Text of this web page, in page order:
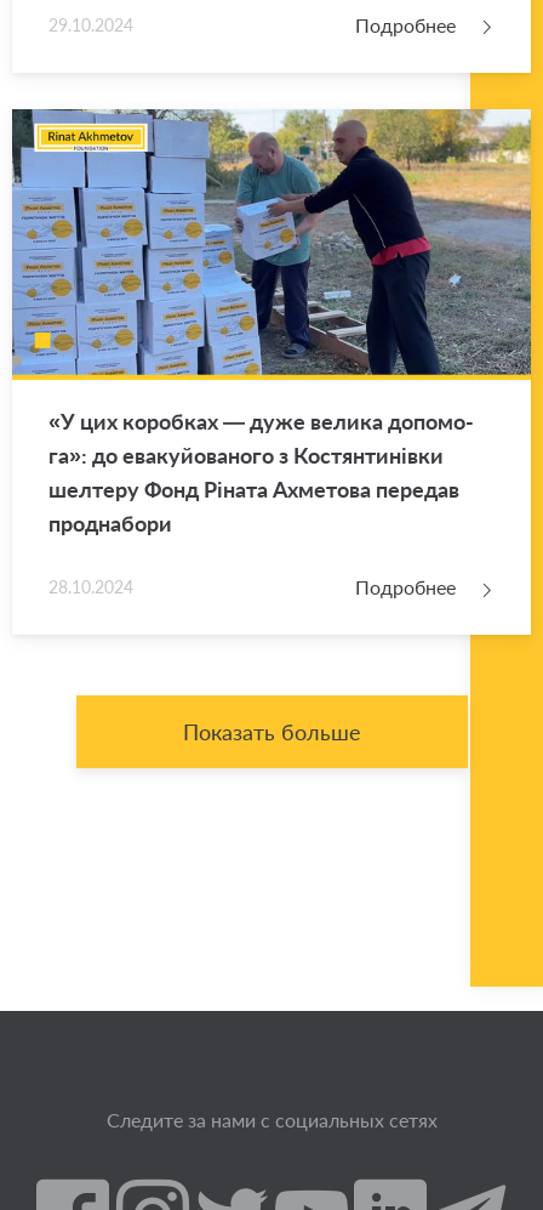
29.10.2024 Подробнее
«У цих ко­роб­ках — дуже ве­ли­ка до­по­мо­
га»: до ева­куй­о­ва­но­го з Ко­стян­тинівки
шел­те­ру Фонд Ріната Ах­ме­то­ва пе­ре­дав
прод­на­бо­ри
28.10.2024 Подробнее
Показать больше
Следите за нами с социальных сетях